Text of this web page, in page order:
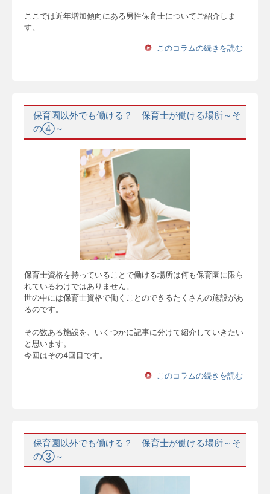
ここでは近年増加傾向にある男性保育士についてご紹介しま
す。
このコラムの続きを読む
保育園以外でも働ける？ 保育士が働ける場所～そ
の④～
保育士資格を持っていることで働ける場所は何も保育園に限ら
れているわけではありません。
世の中には保育士資格で働くことのできるたくさんの施設があ
るのです。
その数ある施設を、いくつかに記事に分けて紹介していきたい
と思います。
今回はその4回目です。
このコラムの続きを読む
保育園以外でも働ける？ 保育士が働ける場所～そ
の③～